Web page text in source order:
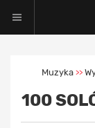
Muzyka >>
100